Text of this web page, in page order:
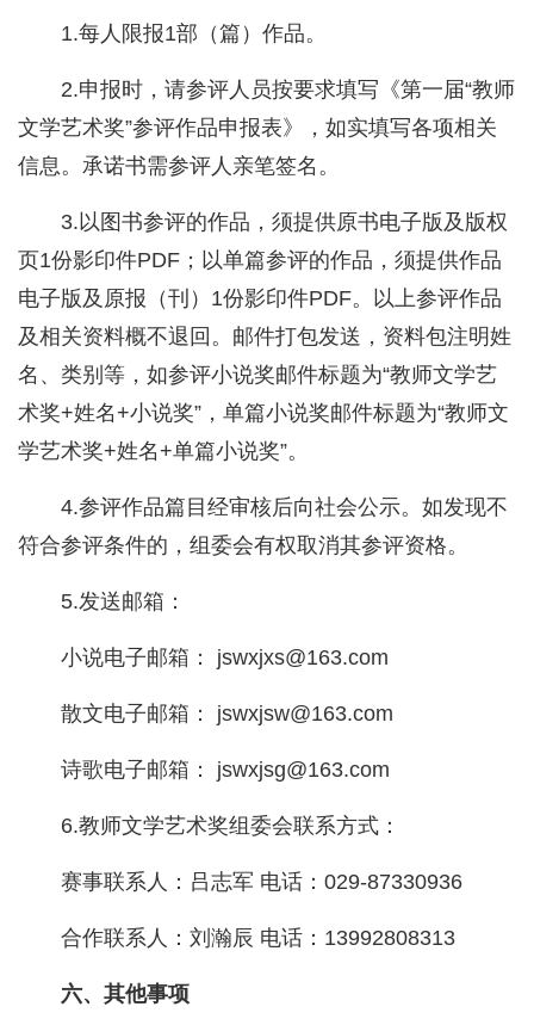
1.每人限报1部（篇）作品。
2.申报时，请参评人员按要求填写《第一届“教师
文学艺术奖”参评作品申报表》，如实填写各项相关
信息。承诺书需参评人亲笔签名。
3.以图书参评的作品，须提供原书电子版及版权
页1份影印件PDF；以单篇参评的作品，须提供作品
电子版及原报（刊）1份影印件PDF。以上参评作品
及相关资料概不退回。邮件打包发送，资料包注明姓
名、类别等，如参评小说奖邮件标题为“教师文学艺
术奖+姓名+小说奖”，单篇小说奖邮件标题为“教师文
学艺术奖+姓名+单篇小说奖”。
4.参评作品篇目经审核后向社会公示。如发现不
符合参评条件的，组委会有权取消其参评资格。
5.发送邮箱：
小说电子邮箱： jswxjxs@163.com
散文电子邮箱： jswxjsw@163.com
诗歌电子邮箱： jswxjsg@163.com
6.教师文学艺术奖组委会联系方式：
赛事联系人：吕志军 电话：029-87330936
合作联系人：刘瀚辰 电话：13992808313
六、其他事项